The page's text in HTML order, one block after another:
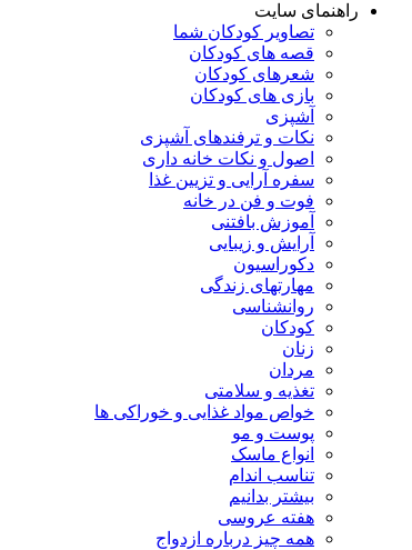
راهنمای سایت
تصاویر کودکان شما
قصه های کودکان
شعرهای کودکان
بازی های کودکان
آشپزی
نکات و ترفندهای آشپزی
اصول و نکات خانه داری
سفره آرایی و تزیین غذا
فوت و فن در خانه
آموزش بافتنی
آرایش و زیبایی
دکوراسیون
مهارتهای زندگی
روانشناسی
کودکان
زنان
مردان
تغذیه و سلامتی
خواص مواد غذایی و خوراکی ها
پوست و مو
انواع ماسک
تناسب اندام
بیشتر بدانیم
هفته عروسی
همه چیز درباره ازدواج